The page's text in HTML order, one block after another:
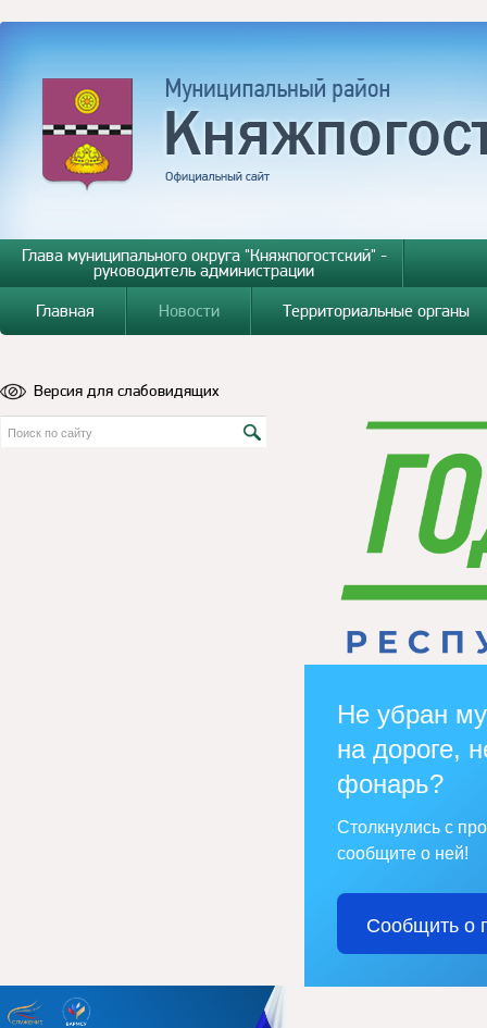
Глава муниципального округа "Княжпогостский" -
руководитель администрации
Главная
Новости Территориальные органы
Версия для слабовидящих
Не убран
на дороге,
фонарь?
Столкнулись с
сообщите о ней!
Сообщить о